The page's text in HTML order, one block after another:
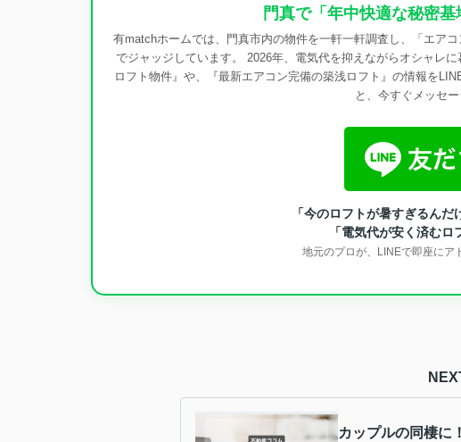
門真で「年中快適な秘密
有matchホームでは、門真市内の物件を一軒一軒調査し、「エア
でジャッジしています。 2026年、電気代を抑えながらオシャレ
ロフト物件』や、『最新エアコン完備の築浅ロフト』の情報を
と、今すぐメッセ
「今のロフトが暑すぎるんだ
「電気代が安く済むロ
地元のプロが、LINEで即座にア
カップルの同棲に